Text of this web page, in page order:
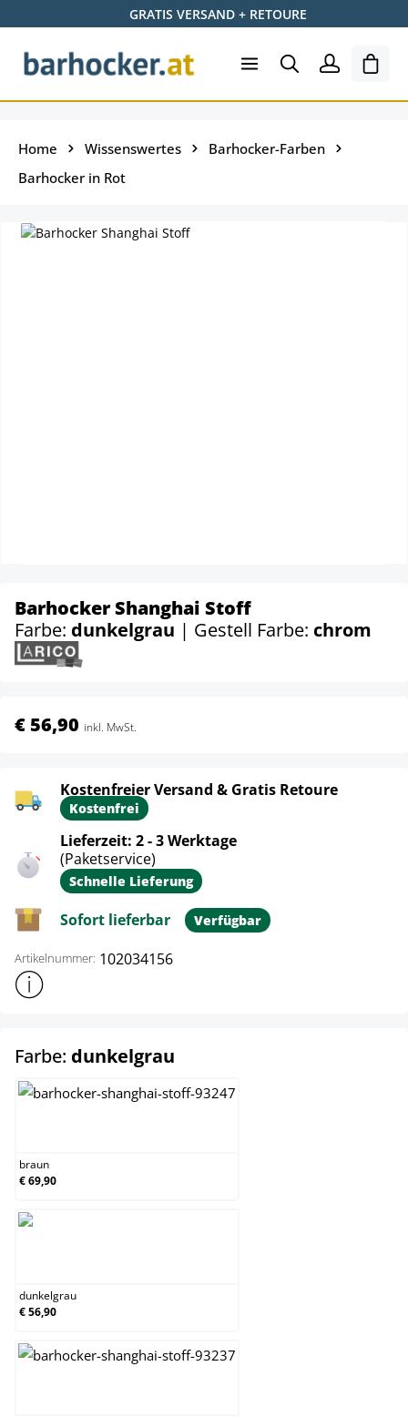
Zum Hauptinhalt springenGRATIS VERSAND + RETOURE
Home Wissenswertes
Barhocker-Farben
Barhocker in Rot
Barhocker Shanghai Stoff
Farbe: dunkelgrau | Gestell Farbe: chrom
€ 56,90 inkl. MwSt.
Kostenfreier Versand & Gratis Retoure
Kostenfrei
Lieferzeit: 2 - 3 Werktage
(Paketservice)
Schnelle Lieferung
Sofort lieferbar Verfügbar
Artikelnummer: 102034156
Weitere Produktinformationen anzeigen
Farbe: dunkelgrau
braun
€ 69,90
dunkelgrau
€ 56,90